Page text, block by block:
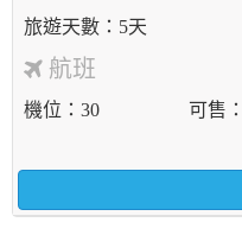
5天
航班
機位 30 可售